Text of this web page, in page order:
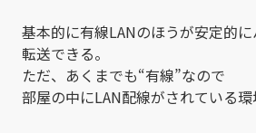
基本的に有線LANのほうが安定的
転送できる。
ただ、あくまでも“有線”なので
部屋の中にLAN配線がされている環